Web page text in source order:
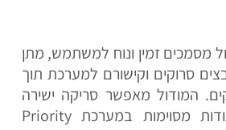
מסמכים זמין ונוח למשתמש, מתן
סרוקים וקישורם למערכת תוך
המודול מאפשר סריקה ישירה
של מסמכים לתעודות מסוימות במערכת Priority